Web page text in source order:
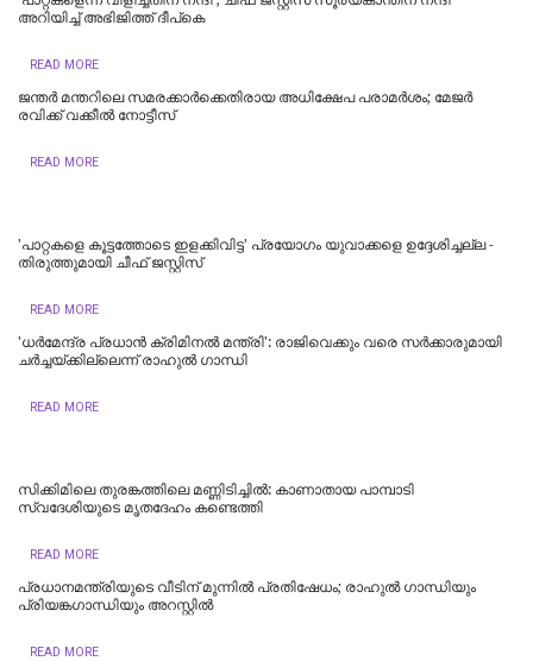
അറിയിച്ച് അഭിജിത്ത് ദീപ്‌കെ
READ MORE
ജന്തർ മന്തറിലെ സമരക്കാർക്കെതിരായ അധിക്ഷേപ പരാമർശം; മേജർ
രവിക്ക് വക്കീൽ നോട്ടീസ്
READ MORE
'പാറ്റകളെ കൂട്ടത്തോടെ ഇളക്കിവിട്ട' പ്രയോഗം യുവാക്കളെ ഉദ്ദേശിച്ചല്ല -
തിരുത്തുമായി ചീഫ് ജസ്റ്റിസ്
READ MORE
'ധര്‍മേന്ദ്ര പ്രധാന്‍ ക്രിമിനല്‍ മന്ത്രി': രാജിവെക്കും വരെ സർക്കാരുമായി
ചർച്ചയ്ക്കില്ലെന്ന് രാഹുൽ ഗാന്ധി
READ MORE
സിക്കിമിലെ തുരങ്കത്തിലെ മണ്ണിടിച്ചില്‍: കാണാതായ പാമ്പാടി
സ്വദേശിയുടെ മൃതദേഹം കണ്ടെത്തി
READ MORE
പ്രധാനമന്ത്രിയുടെ വീടിന് മുന്നിൽ പ്രതിഷേധം; രാഹുൽ ​ഗാന്ധിയും
പ്രിയങ്ക​ഗാന്ധിയും അറസ്റ്റിൽ
READ MORE